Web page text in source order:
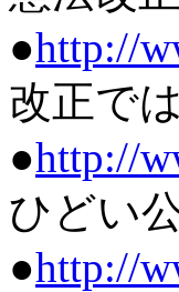
●http://
改正で
●http://
ひどい
●http://